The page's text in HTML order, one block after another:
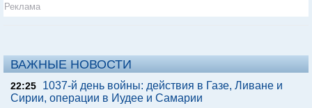
Реклама
ВАЖНЫЕ НОВОСТИ
22:25
1037-й день войны: действия в Газе, Ливане и
Сирии, операции в Иудее и Самарии